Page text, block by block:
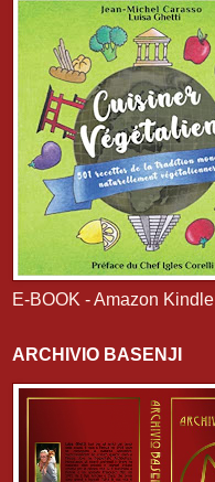
E-BOOK - Amazon Kindle
ARCHIVIO BASENJI